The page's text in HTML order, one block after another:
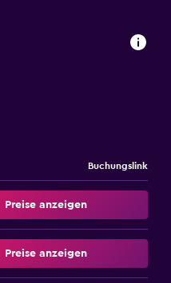
Buchungslink
Preise anzeigen
Preise anzeigen